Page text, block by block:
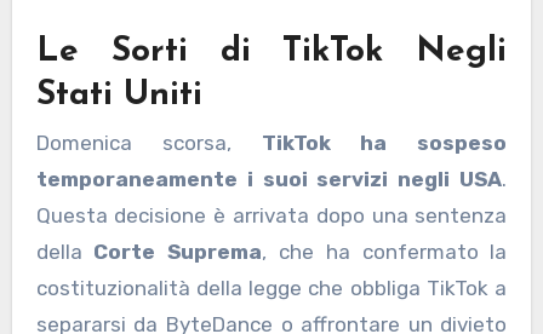
Le Sorti di TikTok Negli
Stati Uniti
Domenica scorsa, TikTok ha sospeso
temporaneamente i suoi servizi negli USA.
Questa decisione è arrivata dopo una sentenza
della Corte Suprema, che ha confermato la
costituzionalità della legge che obbliga TikTok a
separarsi da ByteDance o affrontare un divieto